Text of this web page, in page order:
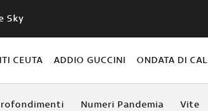
Sky
CEUTA ADDIO GUCCINI ONDATA DI
Numeri Pandemia Vite